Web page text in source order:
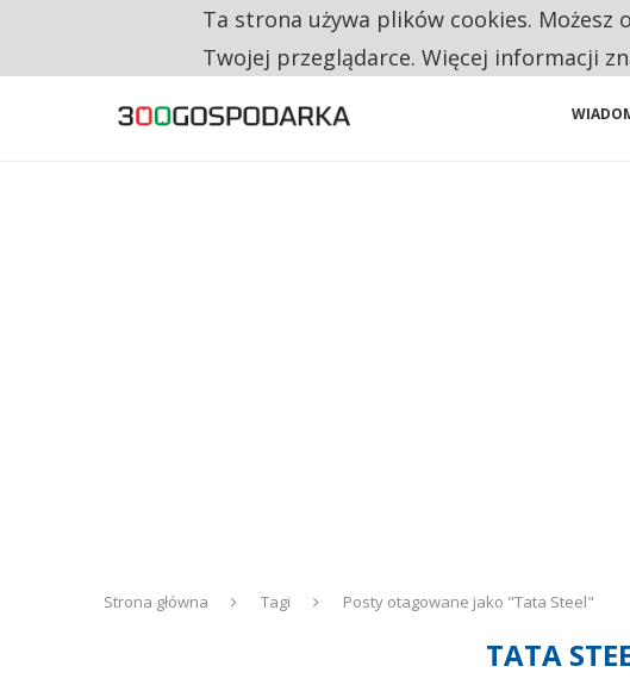
CO TRZECIĄ ZŁOTÓWKĘ Z EMERYTURY SENIORZY
Strona główna Tagi Posty otagowane jako "Tata Steel"
TATA
Ta strona używa plików cookies.
Twojej przeglądarce. Więcej informacji